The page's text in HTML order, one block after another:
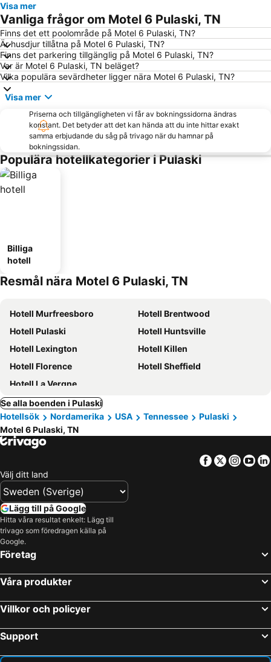
Visa mer
Vanliga frågor om Motel 6 Pulaski, TN
Finns det ett poolområde på Motel 6 Pulaski, TN?
Är husdjur tillåtna på Motel 6 Pulaski, TN?
Finns det parkering tillgänglig på Motel 6 Pulaski, TN?
Var är Motel 6 Pulaski, TN beläget?
Vilka populära sevärdheter ligger nära Motel 6 Pulaski, TN?
Visa mer
Priserna och tillgängligheten vi får av bokningssidorna ändras
konstant. Det betyder att det kan hända att du inte hittar exakt
samma erbjudande du såg på trivago när du hamnar på
bokningssidan.
Populära hotellkategorier i Pulaski
Billiga
hotell
Resmål nära Motel 6 Pulaski, TN
Hotell Murfreesboro
Hotell Brentwood
Hotell Pulaski
Hotell Huntsville
Hotell Lexington
Hotell Killen
Hotell Florence
Hotell Sheffield
Hotell La Vergne
Se alla boenden i Pulaski
Hotellsök
Nordamerika USA Tennessee
Pulaski
Motel 6 Pulaski, TN
Facebook
Twitter
Välj ditt land
Lägg till på Google
Hitta våra resultat enkelt: Lägg till
trivago som föredragen källa på
Google.
Företag
Våra produkter
Villkor och policyer
Support